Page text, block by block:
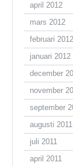
april 2012
mars 2012
februari 2012
januari 2012
december
november
september
augusti 2011
juli 2011
april 2011